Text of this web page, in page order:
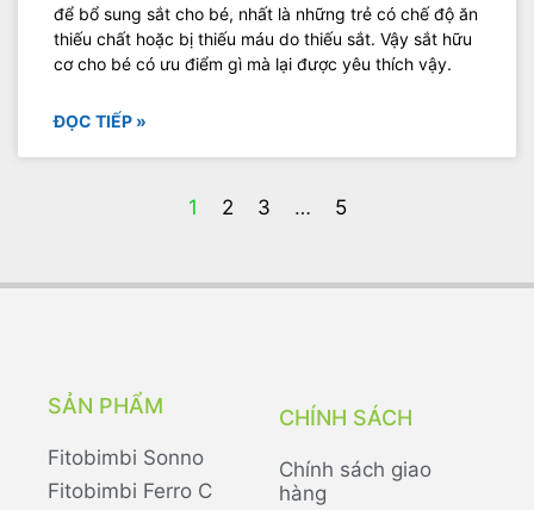
để bổ sung sắt cho bé, nhất là những trẻ có chế độ ăn
thiếu chất hoặc bị thiếu máu do thiếu sắt. Vậy sắt hữu
cơ cho bé có ưu điểm gì mà lại được yêu thích vậy.
ĐỌC TIẾP »
1 2 3 … 5
SẢN PHẨM
Fitobimbi Sonno
Fitobimbi Ferro C
CHÍNH SÁCH
Chính sách giao
hàng